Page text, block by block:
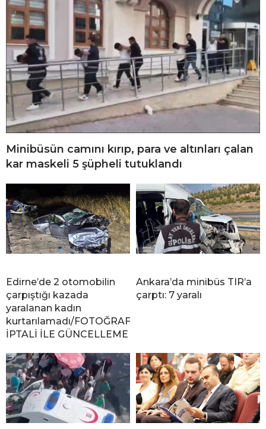
Minibüsün camını kırıp, para ve altınları çalan
kar maskeli 5 şüpheli tutuklandı
Edirne’de 2 otomobilin
çarpıştığı kazada
yaralanan kadın
kurtarılamadı/FOTOĞRAF
İPTALİ İLE GÜNCELLEME
Ankara’da minibüs TIR’a
çarptı: 7 yaralı